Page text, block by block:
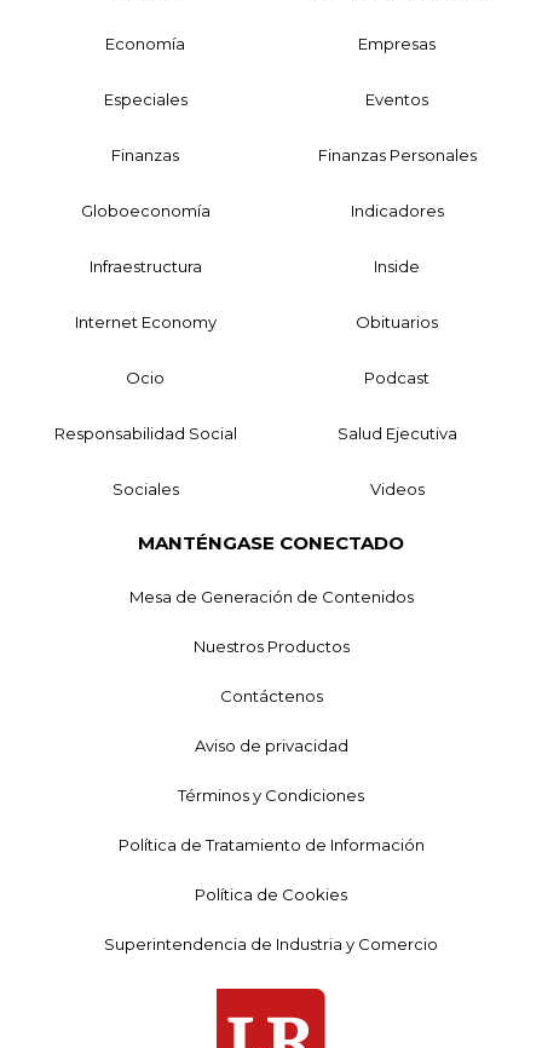
Economía Empresas
Especiales Eventos
Finanzas Finanzas Personales
Globoeconomía Indicadores
Infraestructura Inside
Internet Economy Obituarios
Ocio Podcast
Responsabilidad Social Salud Ejecutiva
Sociales Videos
MANTÉNGASE CONECTADO
Mesa de Generación de Contenidos
Nuestros Productos
Contáctenos
Aviso de privacidad
Términos y Condiciones
Política de Tratamiento de Información
Política de Cookies
Superintendencia de Industria y Comercio